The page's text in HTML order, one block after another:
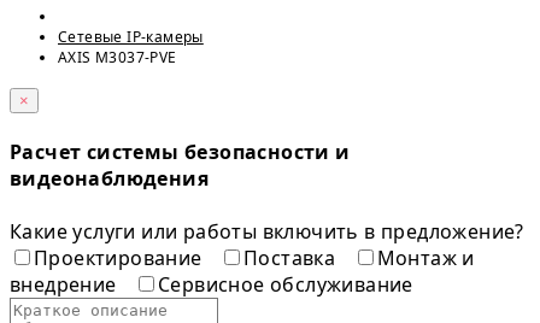
Сетевые IP-камеры
AXIS M3037-PVE
×
Расчет системы безопасности и
видеонаблюдения
Какие услуги или работы включить в предложение?
Проектирование
Поставка
Монтаж и
внедрение
Сервисное обслуживание